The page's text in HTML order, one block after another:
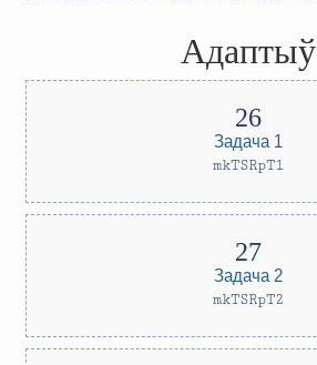
Адаптыў
Задача 1
mkTSRpT1
Задача 2
mkTSRpT2